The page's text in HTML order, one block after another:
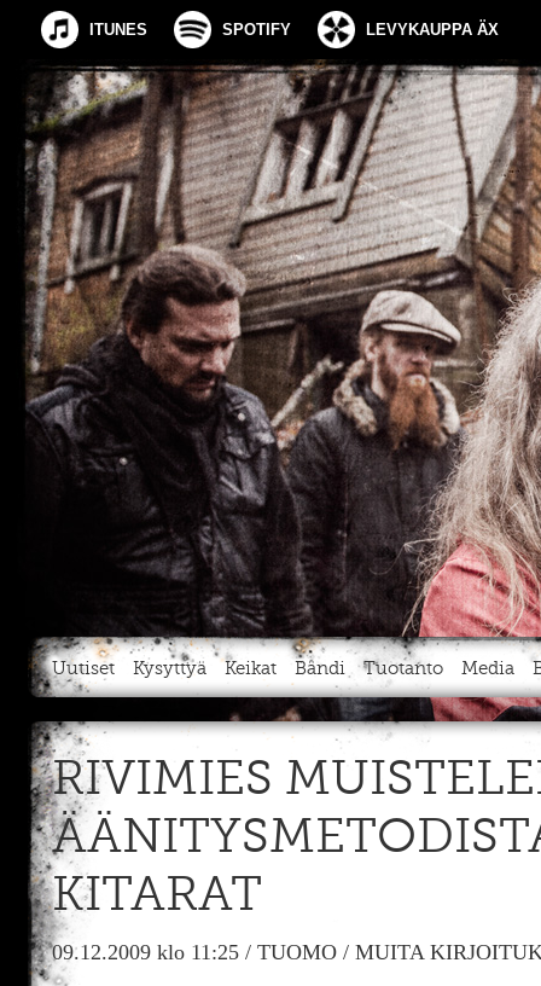
ITUNES SPOTIFY LEVYKAUPPA ÄX
Uutiset Kysyttyä Keikat Bändi Tuotanto Media
RIVIMIES
KITARAT
09.12.2009 klo 11:25 / TUOMO / MUITA